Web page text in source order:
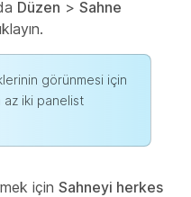
Düzen > Sahne
görünmesi için
az iki panelist
için Sahneyi herkes